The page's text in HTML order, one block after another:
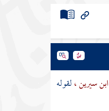
ابن سيرين ،لقوله